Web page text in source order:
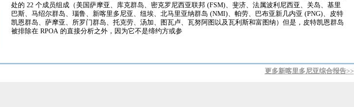
处的 22 个成员组成（美国萨摩亚、库克群岛、密克罗尼西亚联邦 (FSM)、斐济、法属波利尼西亚、关岛、基里
巴斯、马绍尔群岛、瑙鲁、新喀里多尼亚、纽埃、北马里亚纳群岛 (NMI)、帕劳、巴布亚新几内亚 (PNG)、皮特
凯恩群岛、萨摩亚、所罗门群岛、托克劳、汤加、图瓦卢、瓦努阿图以及瓦利斯和富图纳）但是，皮特凯恩群岛
被排除在 RPOA 的直接分析之外，因为它不是缔约方或参
更多新喀里多尼亚综合报告>>